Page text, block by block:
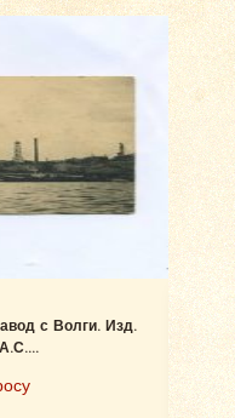
с Волги. Изд.